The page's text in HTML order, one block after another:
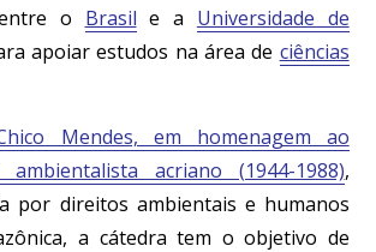
o Brasil e a Universidade de
apoiar estudos na área de ciências
Mendes, em homenagem ao
acriano (1944-1988),
por direitos ambientais e humanos
a cátedra tem o objetivo de